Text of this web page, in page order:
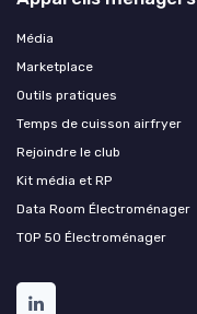
Média
Marketplace
Outils pratiques
Temps de cuisson airfryer
Rejoindre le club
Kit média et RP
Data Room Électroménager
TOP 50 Électroménager